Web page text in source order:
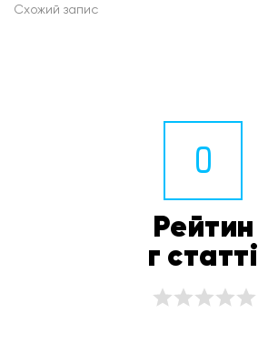
Схожий запис
0
Рейтин
г статті